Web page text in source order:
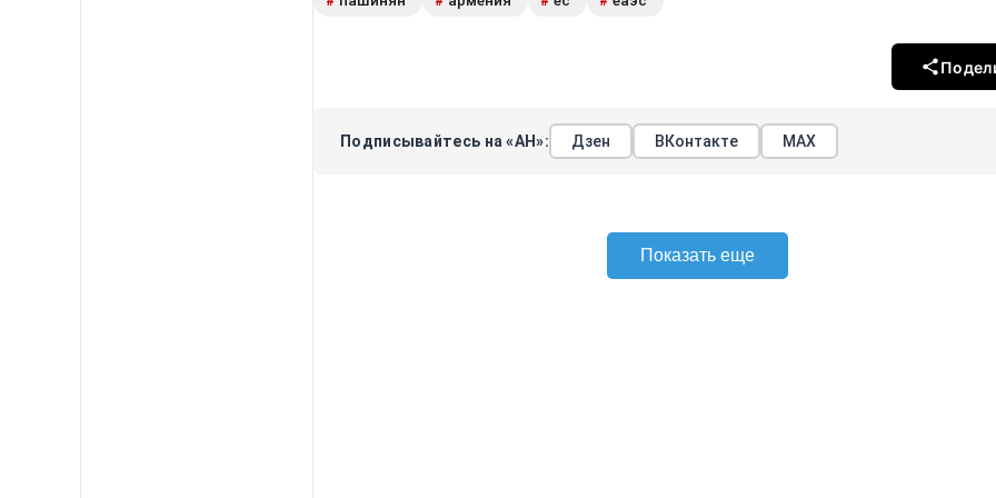
Подписывайтесь на «АН»: Дзен ВКонтакте МАХ
Показать еще